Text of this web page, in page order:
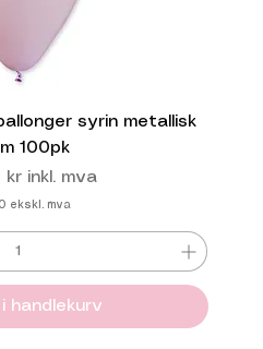
syrin metallisk
100pk
kr inkl. mva
ekskl. mva
handlekurv